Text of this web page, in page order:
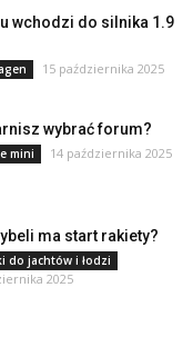
wchodzi do silnika 1.9
15 października 2025
wybrać forum?
mini 14 października 2025
ma start rakiety?
do jachtów i łodzi
2025